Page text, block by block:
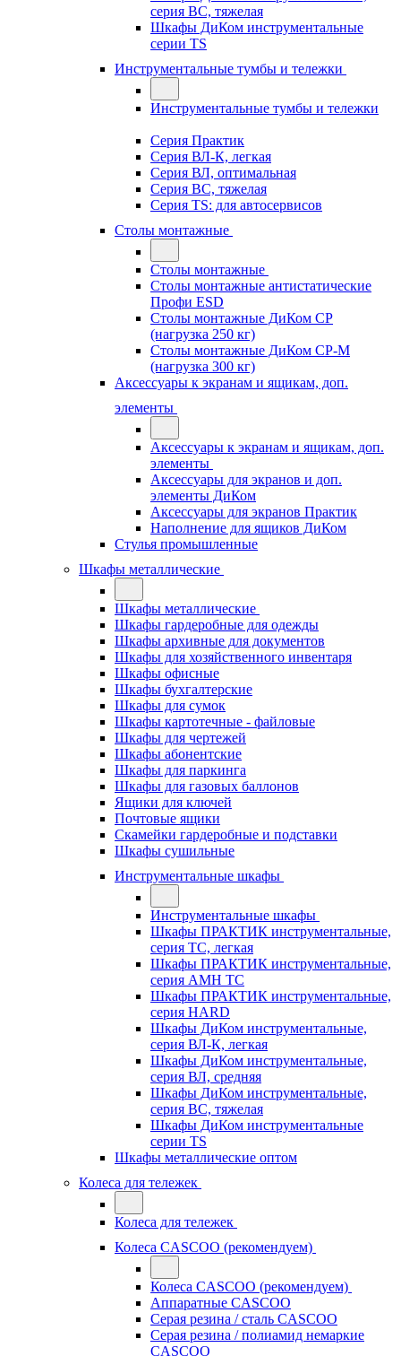
серия ВС, тяжелая
Шкафы ДиКом инструментальные
серии TS
Инструментальные тумбы и тележки
Инструментальные тумбы и тележки
Серия Практик
Серия ВЛ-К, легкая
Серия ВЛ, оптимальная
Серия ВС, тяжелая
Серия TS: для автосервисов
Столы монтажные
Столы монтажные
Столы монтажные антистатические
Профи ESD
Столы монтажные ДиКом СР
(нагрузка 250 кг)
Столы монтажные ДиКом СР-М
(нагрузка 300 кг)
Аксессуары к экранам и ящикам, доп.
элементы
Аксессуары к экранам и ящикам, доп.
элементы
Аксессуары для экранов и доп.
элементы ДиКом
Аксессуары для экранов Практик
Наполнение для ящиков ДиКом
Стулья промышленные
Шкафы металлические
Шкафы металлические
Шкафы гардеробные для одежды
Шкафы архивные для документов
Шкафы для хозяйственного инвентаря
Шкафы офисные
Шкафы бухгалтерские
Шкафы для сумок
Шкафы картотечные - файловые
Шкафы для чертежей
Шкафы абонентские
Шкафы для паркинга
Шкафы для газовых баллонов
Ящики для ключей
Почтовые ящики
Скамейки гардеробные и подставки
Шкафы сушильные
Инструментальные шкафы
Инструментальные шкафы
Шкафы ПРАКТИК инструментальные,
серия ТC, легкая
Шкафы ПРАКТИК инструментальные,
серия AMH TC
Шкафы ПРАКТИК инструментальные,
серия HARD
Шкафы ДиКом инструментальные,
cерия ВЛ-К, легкая
Шкафы ДиКом инструментальные,
серия ВЛ, средняя
Шкафы ДиКом инструментальные,
серия ВС, тяжелая
Шкафы ДиКом инструментальные
серии TS
Шкафы металлические оптом
Колеса для тележек
Колеса для тележек
Колеса CASCOO (рекомендуем)
Колеса CASCOO (рекомендуем)
Аппаратные CASCOO
Серая резина / сталь CASCOO
Серая резина / полиамид немаркие
CASCOO